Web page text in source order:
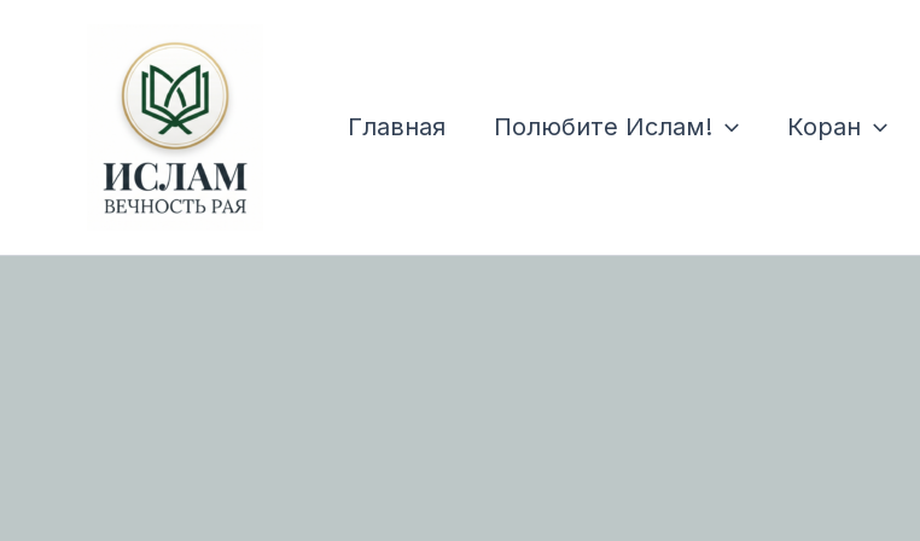
содержимому
Главная
Полюбите Ислам! Коран